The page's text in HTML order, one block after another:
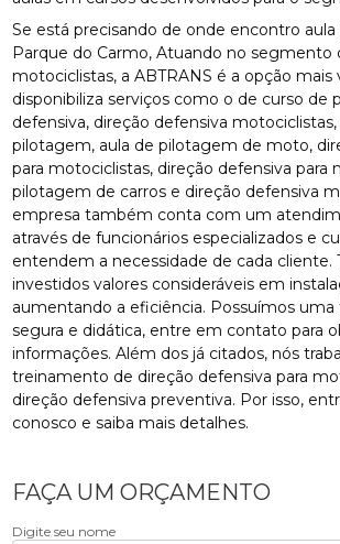
Se está precisando de onde encontro
Parque do Carmo, Atuando no segmento
motociclistas, a ABTRANS é a opção mais
disponibiliza serviços como o de curso de
defensiva, direção defensiva motociclistas,
pilotagem, aula de pilotagem de moto,
para motociclistas, direção defensiva para
pilotagem de carros e direção defensiva
empresa também conta com um
através de funcionários especializados e
entendem a necessidade de cada cliente.
investidos valores consideráveis em
aumentando a eficiência. Possuímos
segura e didática, entre em contato para
informações. Além dos já citados, nós
treinamento de direção defensiva para
direção defensiva preventiva. Por isso,
conosco e saiba mais detalhes.
FAÇA UM ORÇAMENTO
Digite seu nome